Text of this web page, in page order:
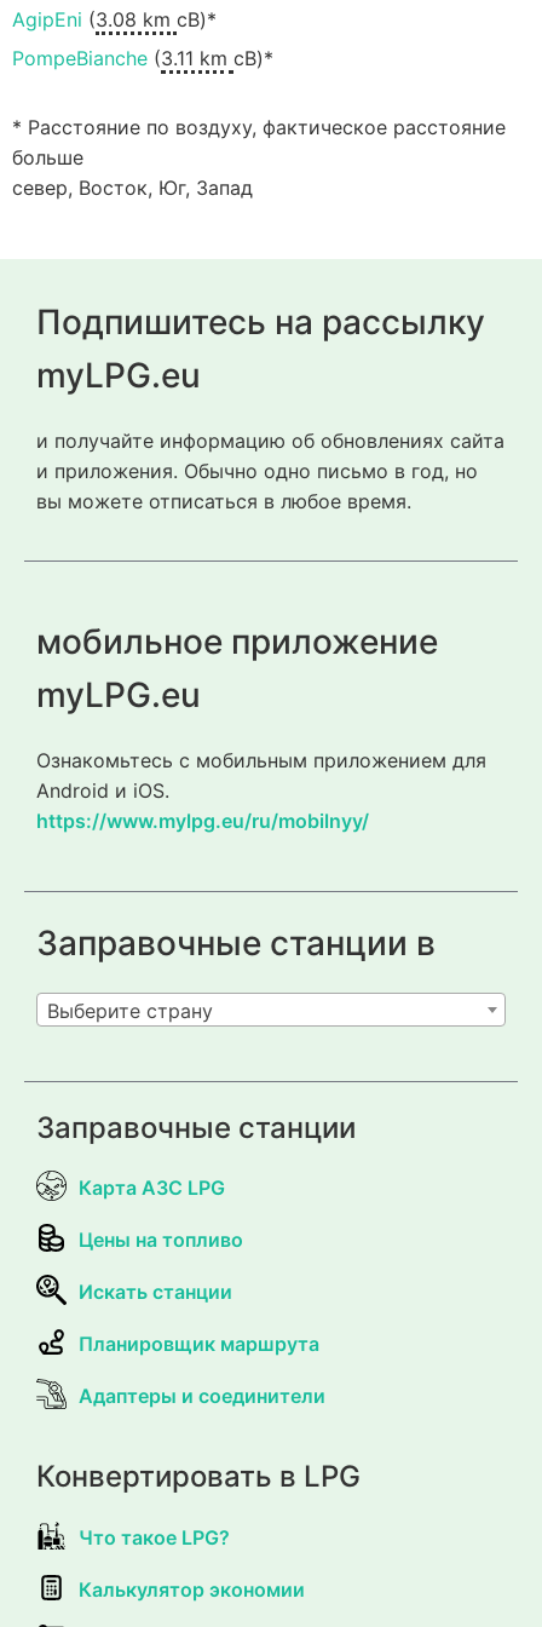
AgipEni (3.08 km сВ)*
PompeBianche (3.11 km сВ)*
* Расстояние по воздуху, фактическое расстояние
больше
север, Восток, Юг, Запад
Подпишитесь на рассылку
myLPG.eu
и получайте информацию об обновлениях сайта
и приложения. Обычно одно письмо в год, но
вы можете отписаться в любое время.
мобильное приложение
myLPG.eu
Ознакомьтесь с мобильным приложением для
Android и iOS.
https://www.mylpg.eu/ru/mobilnyy/
Заправочные станции в
Выберите страну
Заправочные станции
Карта АЗС LPG
Цены на топливо
Искать станции
Планировщик маршрута
Адаптеры и соединители
Конвертировать в LPG
Что такое LPG?
Калькулятор экономии